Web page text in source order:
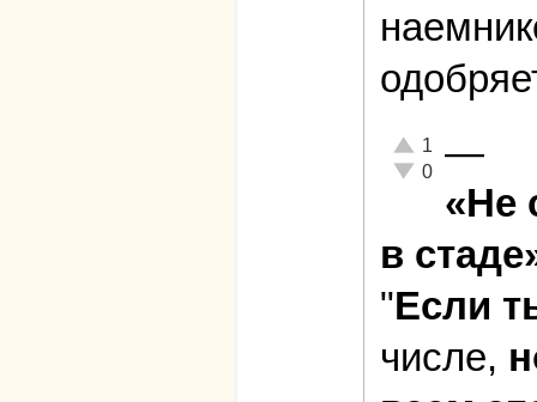
Отлично!
1
Неадекватно!
0 —
«Не
в
"Если
числе,